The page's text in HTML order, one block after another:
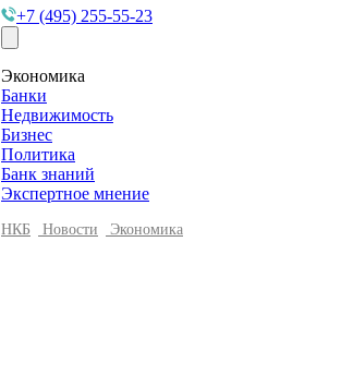
+7 (495) 255-55-23
Экономика
Банки
Недвижимость
Бизнес
Политика
Банк знаний
Экспертное мнение
НКБ Новости Экономика